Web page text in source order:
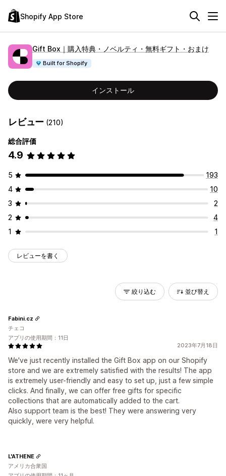
Shopify App Store
Gift Box｜購入特典・ノベルティ・無料ギフト・おまけ
Built for Shopify
インストール
レビュー (210)
総合評価
4.9
5
193
4
10
3
2
2
4
1
1
レビューを書く
絞り込む 並び替え
2023年7月18日
We've just recently installed the Gift Box app on our Shopify
store and we are extremely satisfied with the results! The app
is extremely user-friendly and easy to set up, just a few simple
clicks. And finally, we can offer free gifts for specific
collections that are automatically added to the cart.
Also support team is the best! They were answering very
quickly, were very helpful.
Fabini.cz
チェコ
アプリの使用期間：11日
L'ATHENE
アメリカ合衆国